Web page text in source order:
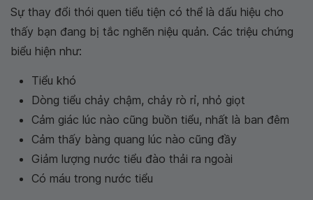
Sự thay đổi thói quen tiểu tiện có thể là dấu hiệu cho
thấy bạn đang bị tắc nghẽn niệu quản. Các triệu chứng
biểu hiện như:
Tiểu khó
Dòng tiểu chảy chậm, chảy rò rỉ, nhỏ giọt
Cảm giác lúc nào cũng buồn tiểu, nhất là ban đêm
Cảm thấy bàng quang lúc nào cũng đầy
Giảm lượng nước tiểu đào thải ra ngoài
Có máu trong nước tiểu